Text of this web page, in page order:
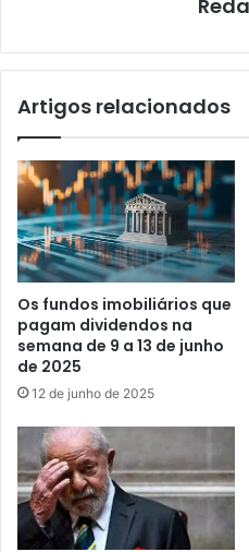
Artigos relacionados
Os fundos imobiliários que
pagam dividendos na
semana de 9 a 13 de junho
de 2025
12 de junho de 2025